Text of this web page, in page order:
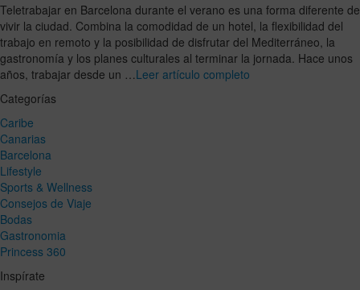
Teletrabajar en Barcelona durante el verano es una forma diferente de
vivir la ciudad. Combina la comodidad de un hotel, la flexibilidad del
trabajo en remoto y la posibilidad de disfrutar del Mediterráneo, la
gastronomía y los planes culturales al terminar la jornada. Hace unos
años, trabajar desde un …Leer artículo completo
Categorías
Caribe
Canarias
Barcelona
Lifestyle
Sports & Wellness
Consejos de Viaje
Bodas
Gastronomia
Princess 360
Inspírate